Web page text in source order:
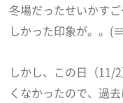
冬場だったせいかす
しかった印象が。。
しかし、この日（11/
くなかったので、過